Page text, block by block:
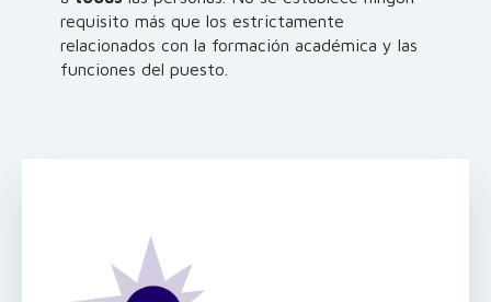
requisito más que los estrictamente
relacionados con la formación académica y las
funciones del puesto.